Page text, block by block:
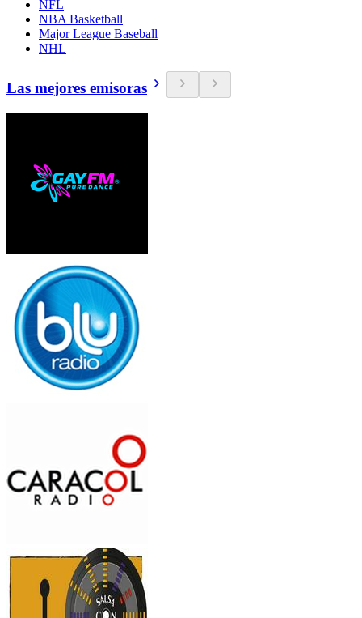
NFL
NBA Basketball
Major League Baseball
NHL
Las mejores emisoras